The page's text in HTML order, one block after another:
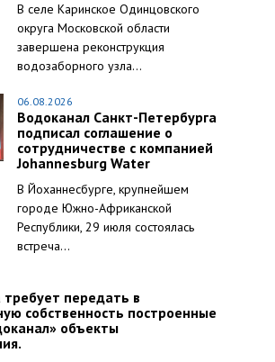
В селе Каринское Одинцовского
округа Московской области
завершена реконструкция
водозаборного узла...
06.08.2026
Водоканал Санкт-Петербурга
подписал соглашение о
сотрудничестве с компанией
Johannesburg Water
В Йоханнесбурге, крупнейшем
городе Южно-Африканской
Республики, 29 июля состоялась
встреча...
требует передать в
собственность построенные
объекты